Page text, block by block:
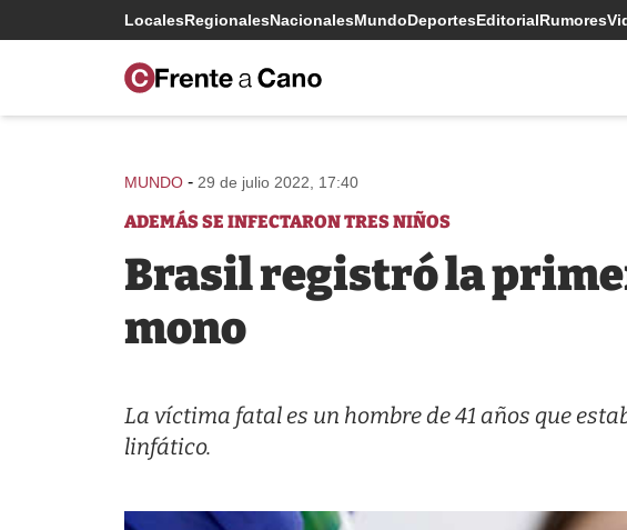
LocalesRegionalesNacionalesMundoDeportesEditorialRumores
MUNDO - 29 de julio 2022, 17:40
ADEMÁS SE INFECTARON TRES NIÑOS
Brasil registró la
mono
La víctima fatal es un hombre de 41 años que
linfático.